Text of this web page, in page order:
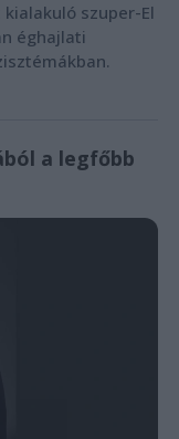
szuper-El
éghajlati
a legfőbb